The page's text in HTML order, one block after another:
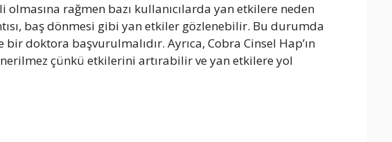
olmasına rağmen bazı kullanıcılarda yan etkilere neden
baş dönmesi gibi yan etkiler gözlenebilir. Bu durumda
doktora başvurulmalıdır. Ayrıca, Cobra Cinsel Hap’ın
çünkü etkilerini artırabilir ve yan etkilere yol